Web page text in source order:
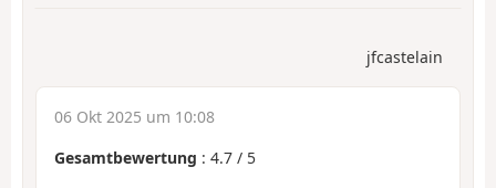
jfcastelain
06 Okt 2025 um 10:08
Gesamtbewertung : 4.7 / 5